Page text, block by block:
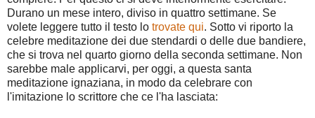
Durano un mese intero, diviso in quattro settimane. Se
volete leggere tutto il testo lo trovate qui. Sotto vi riporto la
celebre meditazione dei due stendardi o delle due bandiere,
che si trova nel quarto giorno della seconda settimane. Non
sarebbe male applicarvi, per oggi, a questa santa
meditazione ignaziana, in modo da celebrare con
l'imitazione lo scrittore che ce l'ha lasciata: